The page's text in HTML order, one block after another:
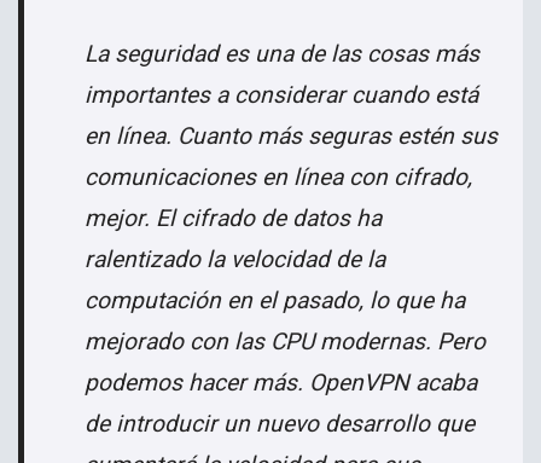
La seguridad es una de las cosas más
importantes a considerar cuando está
en línea. Cuanto más seguras estén sus
comunicaciones en línea con cifrado,
mejor. El cifrado de datos ha
ralentizado la velocidad de la
computación en el pasado, lo que ha
mejorado con las CPU modernas. Pero
podemos hacer más. OpenVPN acaba
de introducir un nuevo desarrollo que